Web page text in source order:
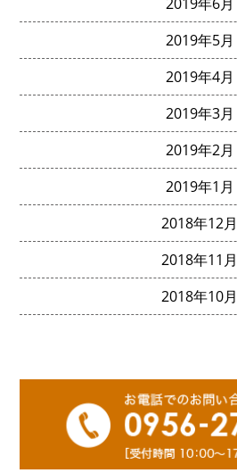
2019年5月
2019年4月
2019年3月
2019年2月
2019年1月
2018年12月
2018年11月
2018年10月